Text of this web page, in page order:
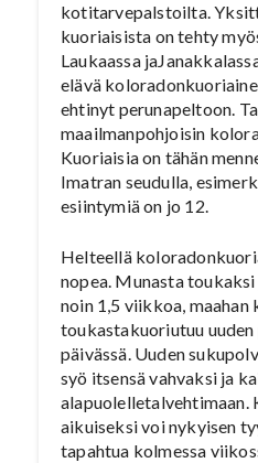
kotitarvepalstoilta.
kuoriaisista on tehty
Laukaassa
elävä
ehtinyt perunapeltoon.
maailmanpohjoisin
Kuoriaisia on tähän
Imatran seudulla,
esiintymiä on jo 12.
Helteellä
nopea. Munasta
noin 1,5 viikkoa,
toukastakuoriutuu
päivässä. Uuden
syö itsensä vahvaksi ja
alapuolelletalvehtimaan.
aikuiseksi voi nykyisen
tapahtua kolmessa